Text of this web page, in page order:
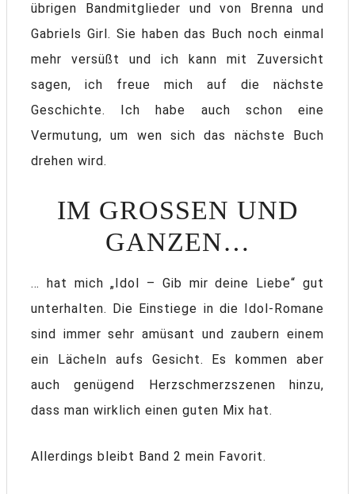
übrigen Bandmitglieder und von Brenna und
Gabriels Girl. Sie haben das Buch noch einmal
mehr versüßt und ich kann mit Zuversicht
sagen, ich freue mich auf die nächste
Geschichte. Ich habe auch schon eine
Vermutung, um wen sich das nächste Buch
drehen wird.
IM GROSSEN UND G
ANZEN…
… hat mich „Idol – Gib mir deine Liebe“ gut
unterhalten. Die Einstiege in die Idol-Romane
sind immer sehr amüsant und zaubern einem
ein Lächeln aufs Gesicht. Es kommen aber
auch genügend Herzschmerzszenen hinzu,
dass man wirklich einen guten Mix hat.
Allerdings bleibt Band 2 mein Favorit.